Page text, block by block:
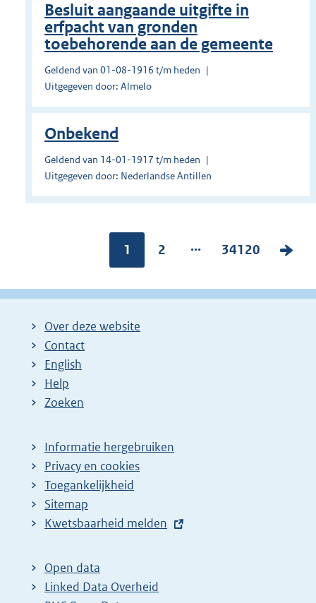
Besluit aangaande uitgifte in
erfpacht van gronden
toebehorende aan de gemeente
Geldend van 01-08-1916 t/m heden
Uitgegeven door: Almelo
Onbekend
Geldend van 14-01-1917 t/m heden
Uitgegeven door: Nederlandse Antillen
Pagina:
1
P
g
2 ...
P
g
34120
V
l
Over deze website
Contact
English
Help
Zoeken
Informatie hergebruiken
Privacy en cookies
Toegankelijkheid
Sitemap
E
t
e
r
Kwetsbaarheid melden
Open data
Linked Data Overheid